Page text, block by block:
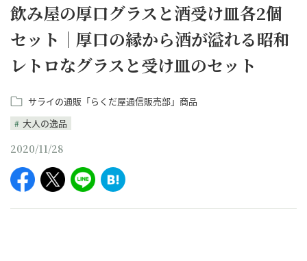
飲み屋の厚口グラスと酒受け皿各2個
セット｜厚口の縁から酒が溢れる昭和
レトロなグラスと受け皿のセット
サライの通販「らくだ屋通信販売部」商品
大人の逸品
2020/11/28